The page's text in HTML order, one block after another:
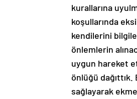
kurallarına
koşullarında
kendilerini
önlemlerin
uygun hareket
önlüğü
sağlayarak